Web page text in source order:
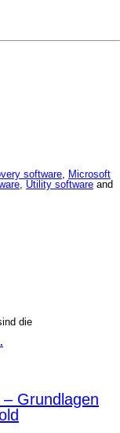
software Microsoft
Utility software and
die
Grundlagen